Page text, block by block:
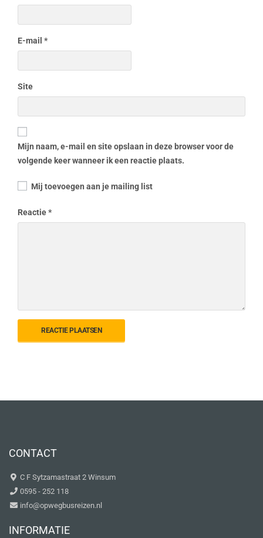
E-mail *
Site
Mijn naam, e-mail en site opslaan in deze browser voor de
volgende keer wanneer ik een reactie plaats.
Mij toevoegen aan je mailing list
Reactie*
CONTACT
C F Sytzamastraat 2 Winsum
0595 - 252 118
info@opwegbusreizen.nl
INFORMATIE